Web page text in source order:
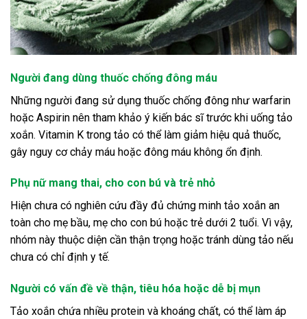
Người đang dùng thuốc chống đông máu
Những người đang sử dụng thuốc chống đông như warfarin
hoặc Aspirin nên tham khảo ý kiến bác sĩ trước khi uống tảo
xoắn. Vitamin K trong tảo có thể làm giảm hiệu quả thuốc,
gây nguy cơ chảy máu hoặc đông máu không ổn định.
Phụ nữ mang thai, cho con bú và trẻ nhỏ
Hiện chưa có nghiên cứu đầy đủ chứng minh tảo xoắn an
toàn cho mẹ bầu, mẹ cho con bú hoặc trẻ dưới 2 tuổi. Vì vậy,
nhóm này thuộc diện cần thận trọng hoặc tránh dùng tảo nếu
chưa có chỉ định y tế.
Người có vấn đề về thận, tiêu hóa hoặc dễ bị mụn
Tảo xoắn chứa nhiều protein và khoáng chất, có thể làm áp